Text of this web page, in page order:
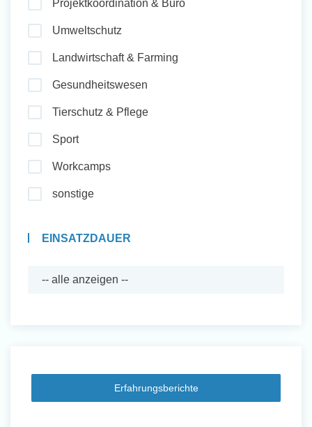
Projektkoordination & Büro
Umweltschutz
Landwirtschaft & Farming
Gesundheitswesen
Tierschutz & Pflege
Sport
Workcamps
sonstige
EINSATZDAUER
Erfahrungsberichte